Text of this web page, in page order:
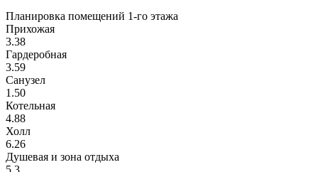
Планировка помещений 1-го этажа
Прихожая
3.38
Гардеробная
3.59
Санузел
1.50
Котельная
4.88
Холл
6.26
Душевая и зона отдыха
5.3